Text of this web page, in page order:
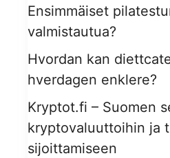
Ensimmäiset
valmistautua?
Hvordan kan
hverdagen enklere?
Kryptot.fi – Suomen
kryptovaluuttoihin ja
sijoittamiseen